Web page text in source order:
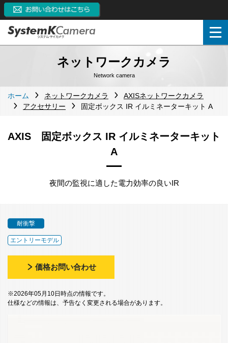
ネットワークカメラ
Network camera
ホーム ネットワークカメラ
AXISネットワークカメラ
アクセサリー
固定ボックス IR イルミネーターキット A
AXIS 固定ボックス IR イルミネーターキット
A
夜間の監視に適した電力効率の良いIR
耐衝撃
エントリーモデル
価格お問い合わせ
※2026年05月10日時点の情報です。
仕様などの情報は、予告なく変更される場合があります。